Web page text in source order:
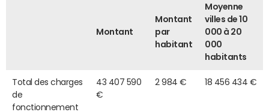
Montant
Montant
par
habitant
Moyenne
villes de 10
000 à 20
000
habitants
Total des charges
de
fonctionnement
43 407 590
€
2 984 € 18 456 434 €